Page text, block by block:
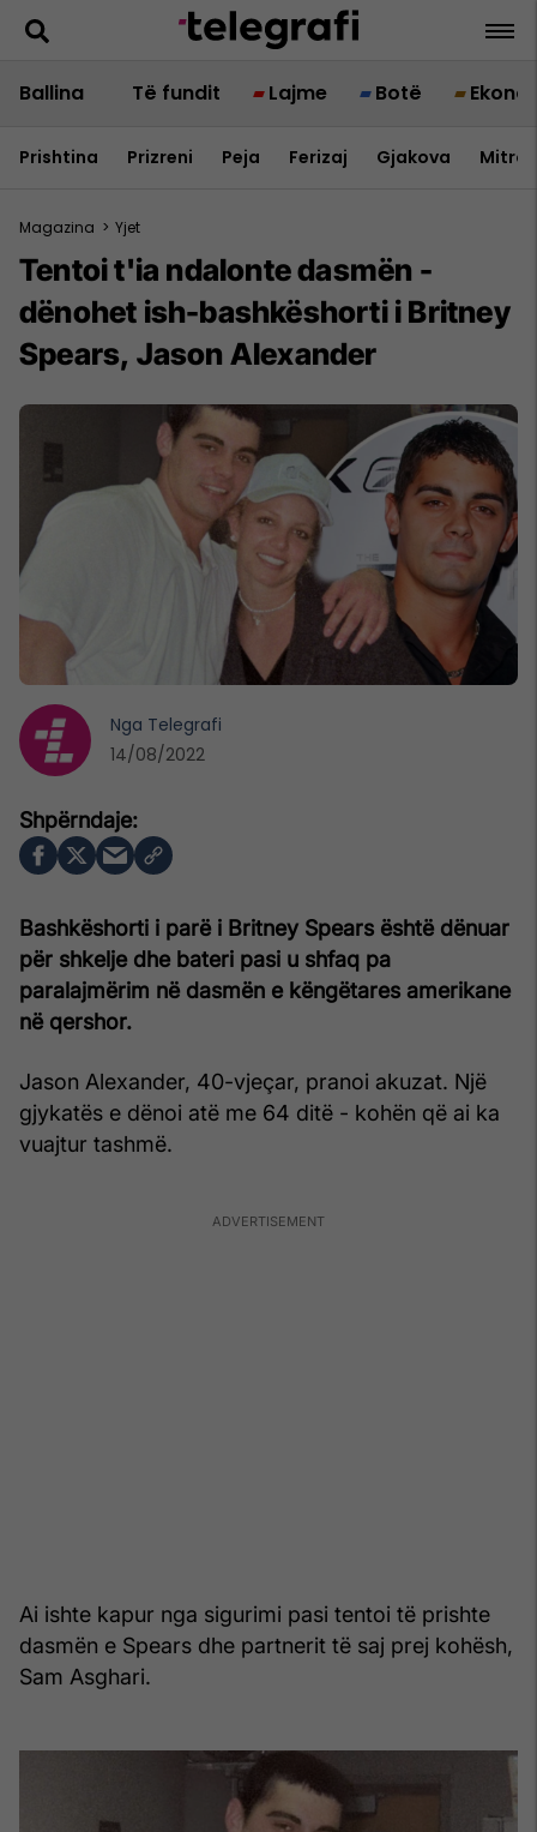
Ballina Të fundit Lajme Botë
Prishtina Prizreni Peja Ferizaj Gjakova
Magazina > Yjet
Tentoi t'ia ndalonte dasmën -
dënohet ish-bashkëshorti i Britney
Spears, Jason Alexander
Bashkëshorti i parë i Britney Spears është dënuar
për shkelje dhe bateri pasi u shfaq pa
paralajmërim në dasmën e këngëtares amerikane
në qershor.
Jason Alexander, 40-vjeçar, pranoi akuzat. Një
gjykatës e dënoi atë me 64 ditë - kohën që ai ka
vuajtur tashmë.
Ai ishte kapur nga sigurimi pasi tentoi të prishte
dasmën e Spears dhe partnerit të saj prej kohësh,
Sam Asghari.
Nga Telegrafi
14/08/2022